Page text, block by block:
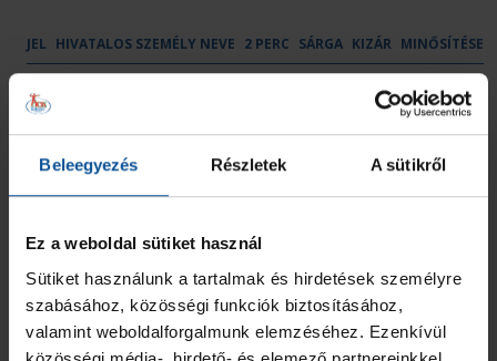
Beleegyezés Részletek A sütikről
Ez a weboldal sütiket használ
Sütiket használunk a tartalmak és hirdetések személyre
szabásához, közösségi funkciók biztosításához,
valamint weboldalforgalmunk elemzéséhez. Ezenkívül
OTP Bank - Pick Szeged U21
JEL HIVATALOS SZEMÉLY NEVE 2 PERC SÁRGA KIZÁR MINŐSÍTÉSE
- Edző
ÖSSZESEN 0 0 0